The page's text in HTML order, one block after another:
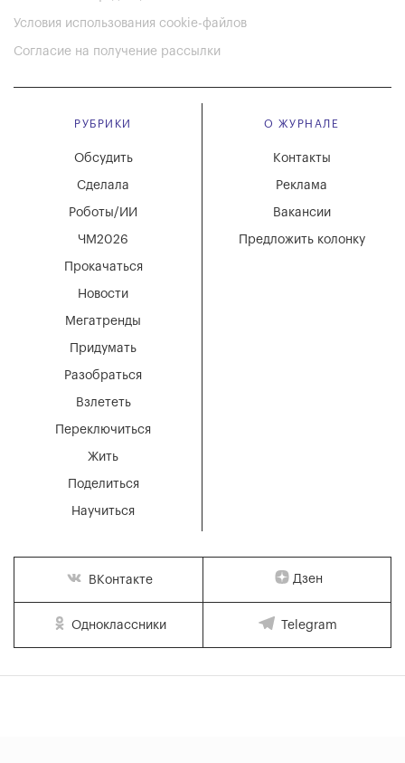
Условия использования cookie-файлов
Согласие на получение рассылки
РУБРИКИ
Мегатренды
Придумать
Разобраться
Взлететь
Новости
Переключиться
Жить
Поделиться
Научиться
Обсудить
Сделала
Роботы/ИИ
ЧМ2026
Прокачаться
О ЖУРНАЛЕ
Вакансии
Реклама
Контакты
Предложить колонку
ВКонтакте Дзен
Одноклассники Telegram